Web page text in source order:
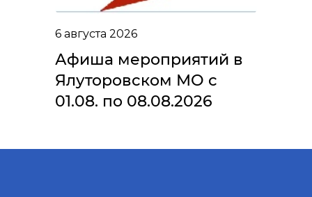
6 августа 2026
Афиша мероприятий в
Ялуторовском МО с
01.08. по 08.08.2026